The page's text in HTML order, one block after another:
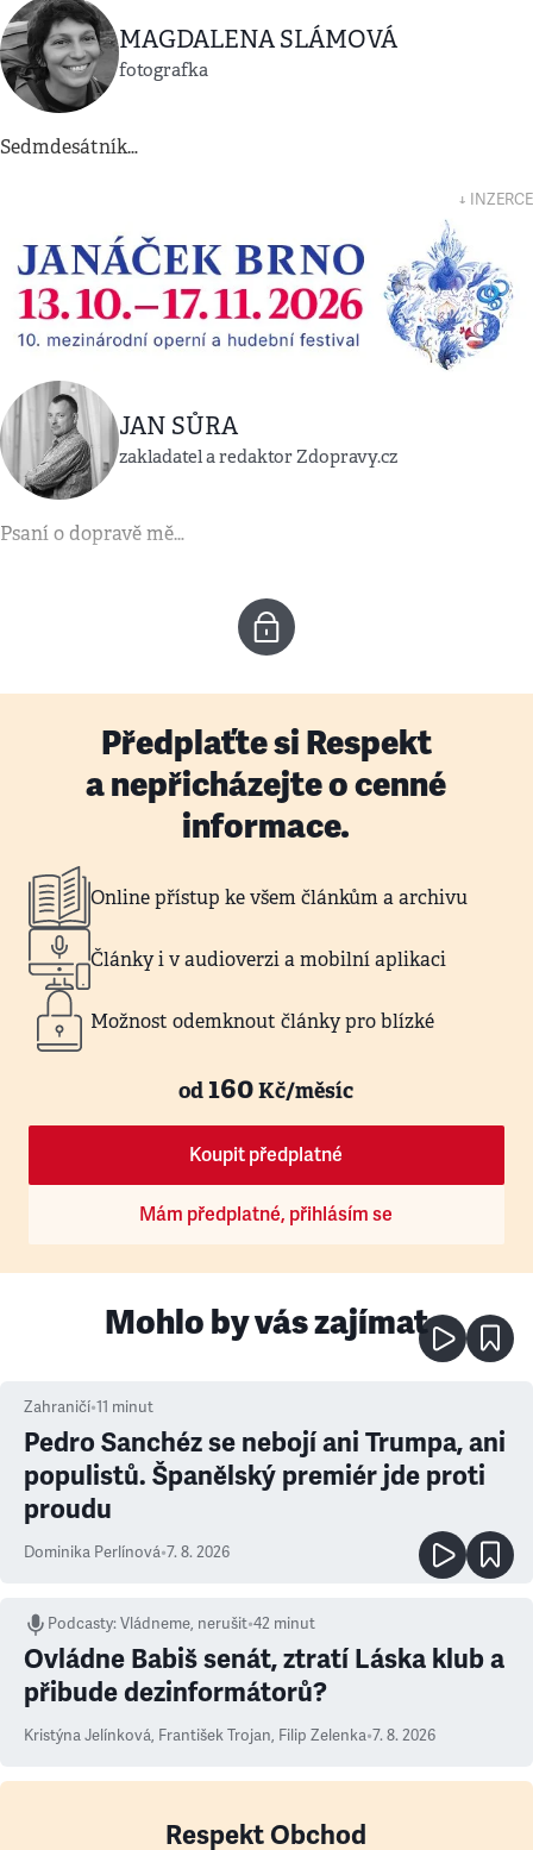
MAGDALENA SLÁMOVÁ
fotografka
Sedmdesátník…
↓ INZERCE
JAN SŮRA
zakladatel a redaktor Zdopravy.cz
Psaní o dopravě mě…
Předplaťte si Respekt
a nepřicházejte o cenné
informace.
Online přístup ke všem článkům a archivu
Články i v audioverzi a mobilní aplikaci
Možnost odemknout články pro blízké
od160Kč/měsíc
Koupit předplatné
Mám předplatné, přihlásím se
Mohlo by vás zajímat
Zahraničí•11 minut
Pedro Sanchéz se nebojí ani Trumpa, ani
populistů. Španělský premiér jde proti
proudu
Dominika Perlínová•7. 8. 2026
Podcasty:Vládneme, nerušit•42 minut
Ovládne Babiš senát, ztratí Láska klub a
přibude dezinformátorů?
Kristýna Jelínková, František Trojan, Filip Zelenka•7. 8. 2026
Respekt Obchod